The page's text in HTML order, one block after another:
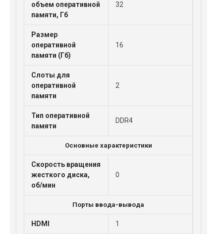
объем оперативной
памяти, Гб
32
Размер
оперативной
памяти (Гб)
16
Слоты для
оперативной
памяти
2
Тип оперативной
памяти
DDR4
Основные характеристики
Скорость вращения
жесткого диска,
об/мин
0
Порты ввода-вывода
HDMI 1